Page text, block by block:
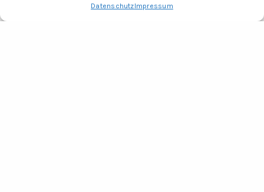
DatenschutzImpressum